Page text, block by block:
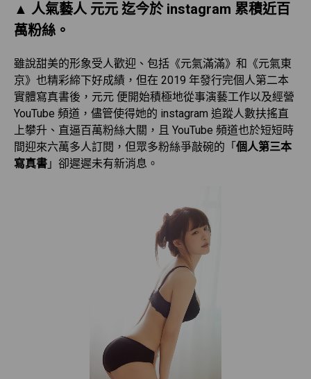
▲ 人氣藝人 元元 迄今於 instagram 累積近百
萬粉絲。
雖說甜美的形象受人歡迎、包括《元氣滿滿》和《元氣東
京》也精彩締下好成績，但在 2019 年發行完個人第二本
實體寫真書後，元元 便開始積極地從事演藝工作以及經營
YouTube 頻道，儘管使得她的 instagram 追蹤人數扶搖直
上攀升、直逼百萬粉絲大關，且 YouTube 頻道也於短短時
間迎來六萬多人訂閱，但眾多粉絲爭敲碗的「 個人第三本
寫真書 」卻遲遲未有新消息。